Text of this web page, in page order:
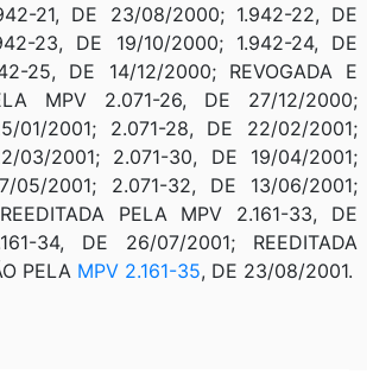
21, DE 23/08/2000; 1.942-22, DE
23, DE 19/10/2000; 1.942-24, DE
25, DE 14/12/2000; REVOGADA E
MPV 2.071-26, DE 27/12/2000;
01/2001; 2.071-28, DE 22/02/2001;
03/2001; 2.071-30, DE 19/04/2001;
05/2001; 2.071-32, DE 13/06/2001;
PELA MPV 2.161-33, DE
34, DE 26/07/2001; REEDITADA
PELA MPV 2.161-35, DE 23/08/2001.